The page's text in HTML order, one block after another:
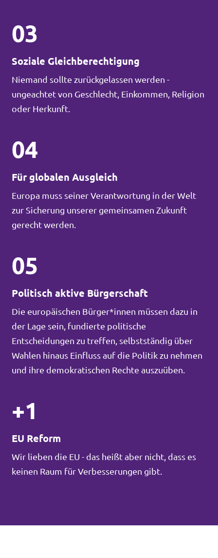
03
Soziale Gleichberechtigung
Niemand sollte zurückgelassen werden -
ungeachtet von Geschlecht, Einkommen, Religion
oder Herkunft.
04
Für globalen Ausgleich
Europa muss seiner Verantwortung in der Welt
zur Sicherung unserer gemeinsamen Zukunft
gerecht werden.
05
Politisch aktive Bürgerschaft
Die europäischen Bürger*innen müssen dazu in
der Lage sein, fundierte politische
Entscheidungen zu treffen, selbstständig über
Wahlen hinaus Einfluss auf die Politik zu nehmen
und ihre demokratischen Rechte auszuüben.
+1
EU Reform
Wir lieben die EU - das heißt aber nicht, dass es
keinen Raum für Verbesserungen gibt.